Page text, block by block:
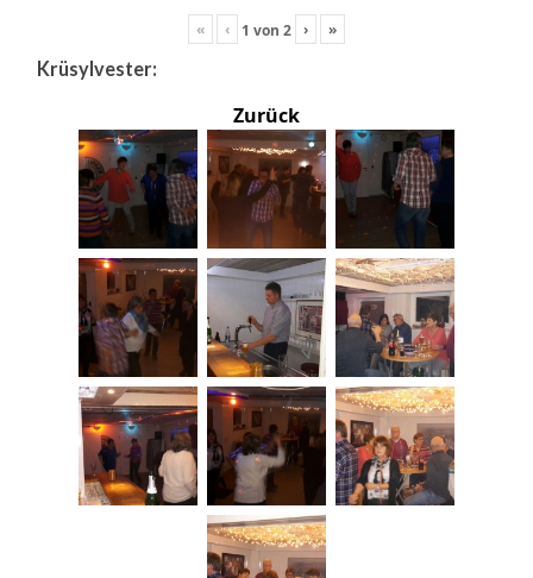
« ‹ 1 von 2 › »
Krüsylvester:
Zurück